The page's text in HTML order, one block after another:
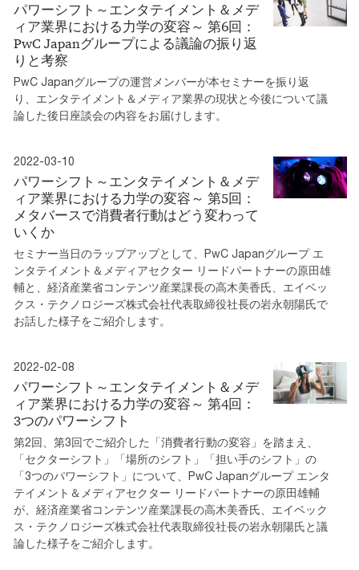
パワーシフト～エンタテイメント＆メデ
ィア業界における力学の変容～ 第6回：
PwC Japanグループによる議論の振り返
りと考察
PwC Japanグループの運営メンバーが本セミナーを振り返
り、エンタテイメント＆メディア業界の現状と今後について議
論した後日座談会の内容をお届けします。
2022-03-10
パワーシフト～エンタテイメント＆メデ
ィア業界における力学の変容～ 第5回：
メタバースで消費者行動はどう変わって
いくか
セミナー当日のラップアップとして、PwC Japanグループ エ
ンタテイメント＆メディアセクター リードパートナーの原田雄
輔と、経済産業省コンテンツ産業課長の高木美香氏、エイベッ
クス・テクノロジーズ株式会社代表取締役社長の岩永朝陽氏で
お話した様子をご紹介します。
2022-02-08
パワーシフト～エンタテイメント＆メデ
ィア業界における力学の変容～ 第4回：
3つのパワーシフト
第2回、第3回でご紹介した「消費者行動の変容」を踏まえ、
「セクターシフト」「場所のシフト」「担い手のシフト」の
「3つのパワーシフト」について、PwC Japanグループ エンタ
テイメント＆メディアセクター リードパートナーの原田雄輔
が、経済産業省コンテンツ産業課長の高木美香氏、エイベック
ス・テクノロジーズ株式会社代表取締役社長の岩永朝陽氏と議
論した様子をご紹介します。